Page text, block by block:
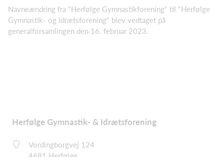
Navneændring fra "Herfølge Gymnastikforening" til "Herfølge
Gymnastik- og Idrætsforening" blev vedtaget på
generalforsamlingen den 16. februar 2023.
Herfølge Gymnastik- & Idrætsforening
Vordingborgvej 124